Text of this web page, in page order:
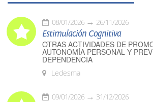
08/01/2026 26/11/2026
Estimulación Cognitiva
OTRAS ACTIVIDADES DE
AUTONOMÍA PERSONAL Y
DEPENDENCIA
Ledesma
09/01/2026 31/12/2026